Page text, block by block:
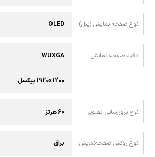
نوع صفحه نمایش (پنل) OLED
دقت صفحه نمایش WUXGA
1920x1200 پیکسل
نرخ بروزرسانی تصویر 60 هرتز
نوع روکش صفحه‌نمایش براق